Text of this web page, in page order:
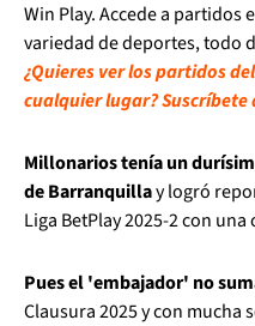
Win Play. Accede a partidos
variedad de deportes, todo
¿Quieres ver los partidos
cualquier lugar? Suscríbete
Millonarios tenía un
de Barranquillay logró
Liga BetPlay 2025-2 con
Pues el 'embajador' no
Clausura 2025 y con